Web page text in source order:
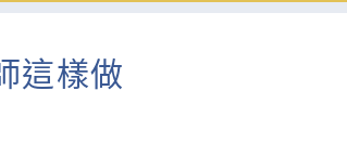
這樣做